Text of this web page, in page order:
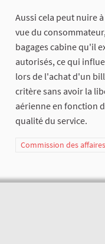
Aussi cela peut nuire
vue du
bagages cabine qu'il
autorisés, ce qui
lors de l'achat d'un
critère sans avoir la
aérienne en fonction
qualité du service.
Commission des